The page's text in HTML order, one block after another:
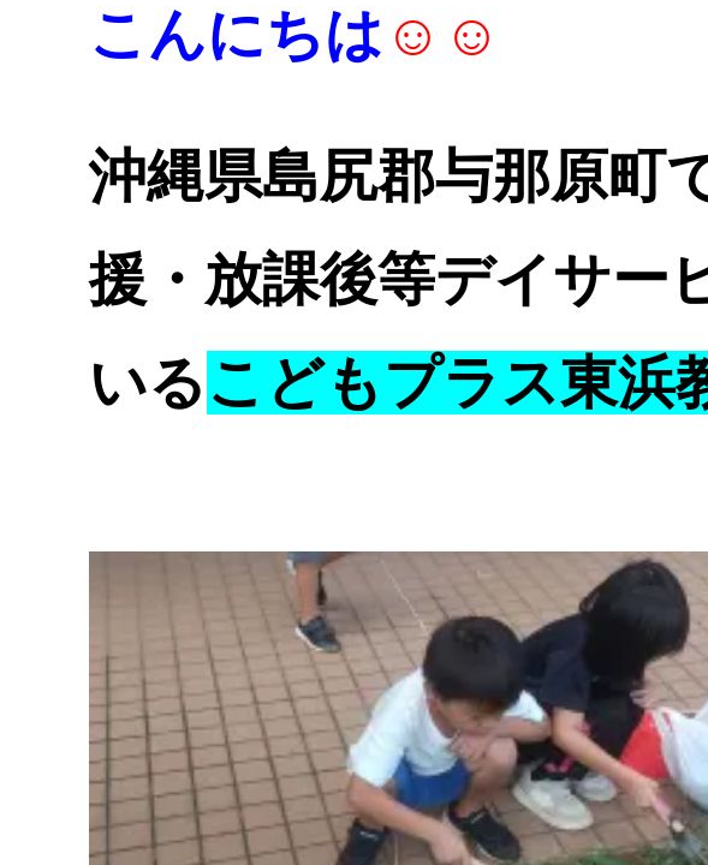
こんにちは ☺️☺️
沖縄県島尻郡与那原町
援・放課後等デイサー
いるこどもプラス東浜